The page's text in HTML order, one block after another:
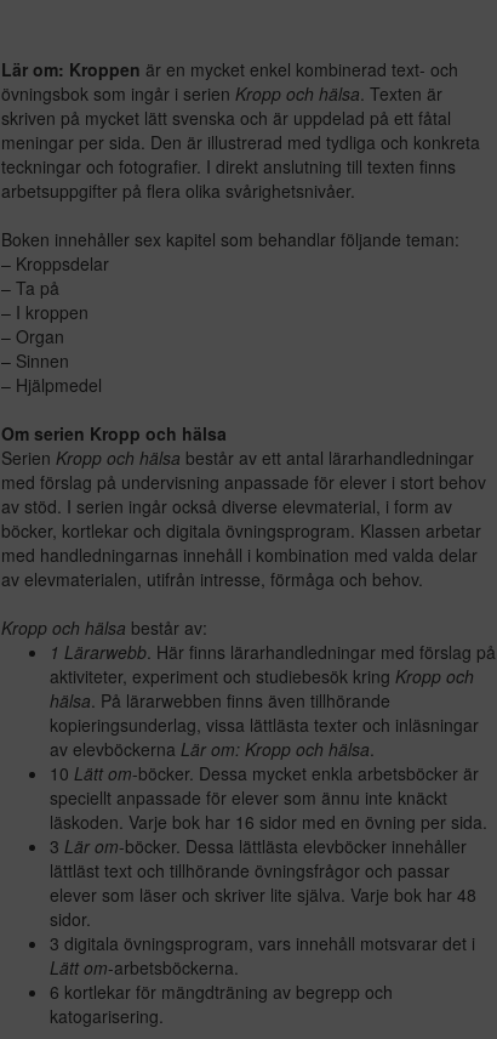
Lär om: Kroppen är en mycket enkel kombinerad text- och
övningsbok som ingår i serien Kropp och hälsa. Texten är
skriven på mycket lätt svenska och är uppdelad på ett fåtal
meningar per sida. Den är illustrerad med tydliga och konkreta
teckningar och fotografier. I direkt anslutning till texten finns
arbetsuppgifter på flera olika svårighetsnivåer.
Boken innehåller sex kapitel som behandlar följande teman:
– Kroppsdelar
– Ta på
– I kroppen
– Organ
– Sinnen
– Hjälpmedel
Om serien Kropp och hälsa
Serien Kropp och hälsa består av ett antal lärarhandledningar
med förslag på undervisning anpassade för elever i stort behov
av stöd. I serien ingår också diverse elevmaterial, i form av
böcker, kortlekar och digitala övningsprogram. Klassen arbetar
med handledningarnas innehåll i kombination med valda delar
av elevmaterialen, utifrån intresse, förmåga och behov.
Kropp och hälsa består av:
1 Lärarwebb. Här finns lärarhandledningar med förslag på
aktiviteter, experiment och studiebesök kring Kropp och
hälsa. På lärarwebben finns även tillhörande
kopieringsunderlag, vissa lättlästa texter och inläsningar
av elevböckerna Lär om: Kropp och hälsa.
10 Lätt om-böcker. Dessa mycket enkla arbetsböcker är
speciellt anpassade för elever som ännu inte knäckt
läskoden. Varje bok har 16 sidor med en övning per sida.
3 Lär om-böcker. Dessa lättlästa elevböcker innehåller
lättläst text och tillhörande övningsfrågor och passar
elever som läser och skriver lite själva. Varje bok har 48
sidor.
3 digitala övningsprogram, vars innehåll motsvarar det i
Lätt om-arbetsböckerna.
6 kortlekar för mängdträning av begrepp och
katogarisering.